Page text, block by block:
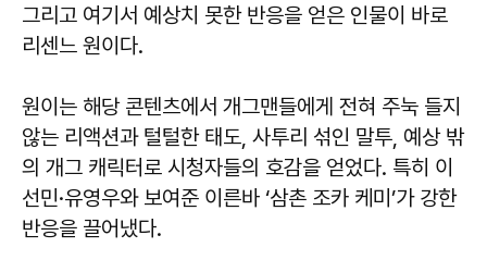
그리고 여기서 예상치 못한 반응을 얻은 인물이 바로
리센느 원이다.
원이는 해당 콘텐츠에서 개그맨들에게 전혀 주눅 들지
않는 리액션과 털털한 태도, 사투리 섞인 말투, 예상 밖
의 개그 캐릭터로 시청자들의 호감을 얻었다. 특히 이
선민·유영우와 보여준 이른바 ‘삼촌 조카 케미’가 강한
반응을 끌어냈다.